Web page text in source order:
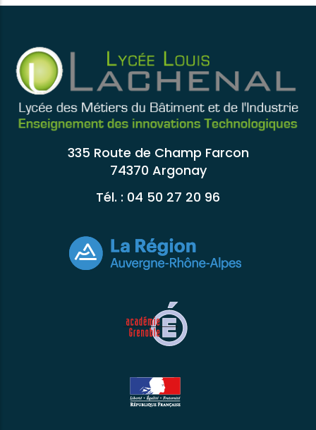
335 Route de Champ Farcon
74370 Argonay
Tél. : 04 50 27 20 96